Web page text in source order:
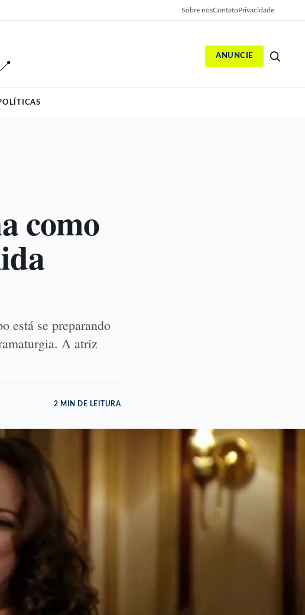
Sobre nósContatoPrivacidade
ANUNCIE
como
está se preparando
A atriz
2 MIN DE LEITURA